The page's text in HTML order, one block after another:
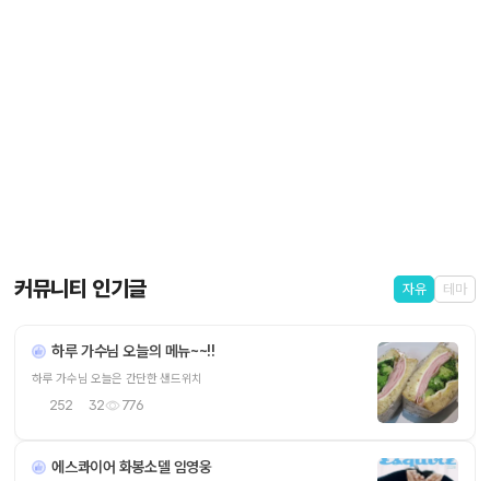
커뮤니티 인기글 자유 테마
하루 가수님 오늘의 메뉴~~!!
하루 가수님 오늘은 간단한 샌드위치
252 32 776
에스콰이어 화봉소델 임영웅